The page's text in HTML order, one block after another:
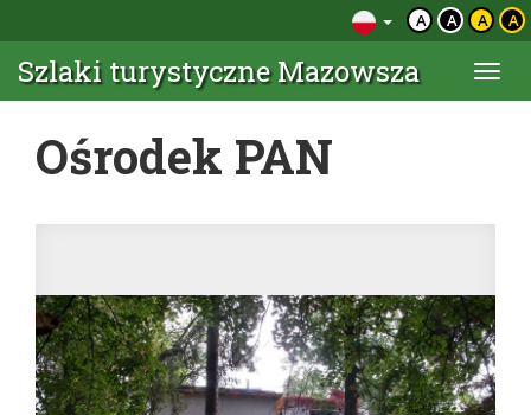
A A A A
Szlaki turystyczne Mazowsza
Ośrodek PAN